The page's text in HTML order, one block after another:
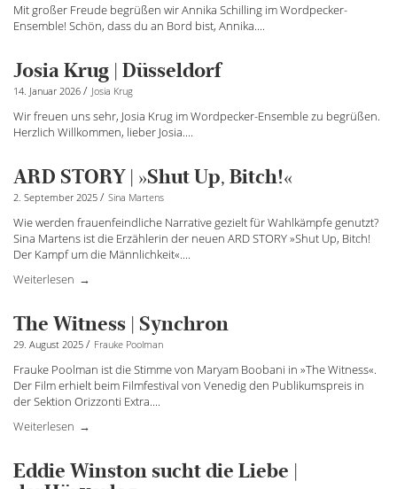
Mit großer Freude begrüßen wir Annika Schilling im Wordpecker-
Ensemble! Schön, dass du an Bord bist, Annika....
Josia Krug | Düsseldorf
14. Januar 2026 / Josia Krug
Wir freuen uns sehr, Josia Krug im Wordpecker-Ensemble zu begrüßen.
Herzlich Willkommen, lieber Josia....
ARD STORY | »Shut Up, Bitch!«
2. September 2025 / Sina Martens
Wie werden frauenfeindliche Narrative gezielt für Wahlkämpfe genutzt?
Sina Martens ist die Erzählerin der neuen ARD STORY »Shut Up, Bitch!
Der Kampf um die Männlichkeit«.
Weiterlesen
...
The Witness | Synchron
29. August 2025 / Frauke Poolman
Frauke Poolman ist die Stimme von Maryam Boobani in »The Witness«.
Der Film erhielt beim Filmfestival von Venedig den Publikumspreis in
der Sektion Orizzonti Extra.
Weiterlesen
...
Eddie Winston sucht die Liebe |